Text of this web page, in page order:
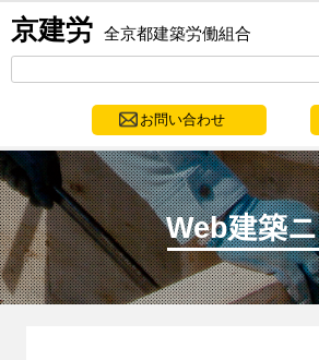
京建労 全京都建築労働組合
お問い合わせ
Web建築